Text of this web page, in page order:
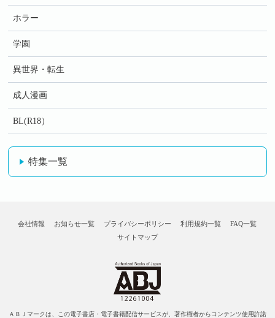
ホラー
学園
異世界・転生
成人漫画
BL(R18）
特集一覧
会社情報 お知らせ一覧 プライバシーポリシー 利用規約一覧
FAQ一覧
サイトマップ
ＡＢＪマークは、この電子書店・電子書籍配信サービスが、著作権者からコンテンツ使用許諾